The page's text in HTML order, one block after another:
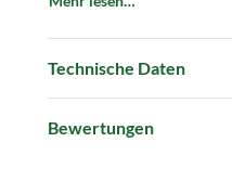
vor Verschmutzung.
Produkteigenschaften
Farbe:graphite
Technische Daten
Bewertungen